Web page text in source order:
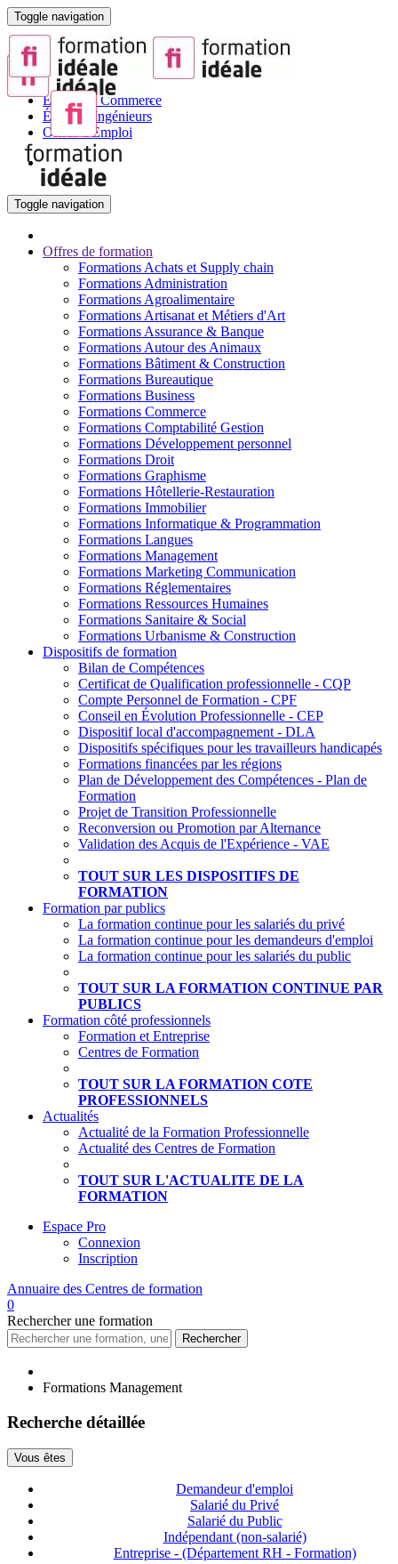
Toggle navigation
Sites partenaires :
BTS
Écoles de Commerce
Écoles d'Ingénieurs
Offres d'Emploi
Toggle navigation
Offres de formation
Formations Achats et Supply chain
Formations Administration
Formations Agroalimentaire
Formations Artisanat et Métiers d'Art
Formations Assurance & Banque
Formations Autour des Animaux
Formations Bâtiment & Construction
Formations Bureautique
Formations Business
Formations Commerce
Formations Comptabilité Gestion
Formations Développement personnel
Formations Droit
Formations Graphisme
Formations Hôtellerie-Restauration
Formations Immobilier
Formations Informatique & Programmation
Formations Langues
Formations Management
Formations Marketing Communication
Formations Réglementaires
Formations Ressources Humaines
Formations Sanitaire & Social
Formations Urbanisme & Construction
Dispositifs de formation
Bilan de Compétences
Certificat de Qualification professionnelle - CQP
Compte Personnel de Formation - CPF
Conseil en Évolution Professionnelle - CEP
Dispositif local d'accompagnement - DLA
Dispositifs spécifiques pour les travailleurs handicapés
Formations financées par les régions
Plan de Développement des Compétences - Plan de
Formation
Projet de Transition Professionnelle
Reconversion ou Promotion par Alternance
Validation des Acquis de l'Expérience - VAE
TOUT SUR LES DISPOSITIFS DE
FORMATION
Formation par publics
La formation continue pour les salariés du privé
La formation continue pour les demandeurs d'emploi
La formation continue pour les salariés du public
TOUT SUR LA FORMATION CONTINUE PAR
PUBLICS
Formation côté professionnels
Formation et Entreprise
Centres de Formation
TOUT SUR LA FORMATION COTE
PROFESSIONNELS
Actualités
Actualité de la Formation Professionnelle
Actualité des Centres de Formation
TOUT SUR L'ACTUALITE DE LA
FORMATION
Espace Pro
Connexion
Inscription
Annuaire des Centres de formation
0
Rechercherune formation
Rechercher
Formations Management
Recherche détaillée
Vous êtes
Demandeur d'emploi
Salarié du Privé
Salarié du Public
Indépendant (non-salarié)
Entreprise - (Département RH - Formation)